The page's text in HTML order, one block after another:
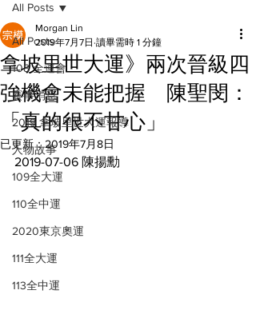
All Posts
108 全運會
賽事消息
2019 拿坡里世大運報導
人物故事
109全大運
110全中運
2020東京奧運
111全大運
113全中運
All Posts
拿坡里世大運》兩次晉級四
強機會未能把握 陳聖閔：
「真的很不甘心」
Morgan Lin
2019年7月7日 讀畢需時 1 分鐘
已更新：2019年7月8日
2019-07-06 陳揚勳